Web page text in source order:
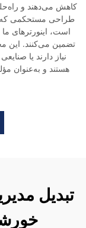
کاهش می‌دهند و
طراحی مستحکمی
است، اینورترهای
تضمین می‌کنند. این
نیاز دارند یا
هستند و به‌عنوان
تبدیل